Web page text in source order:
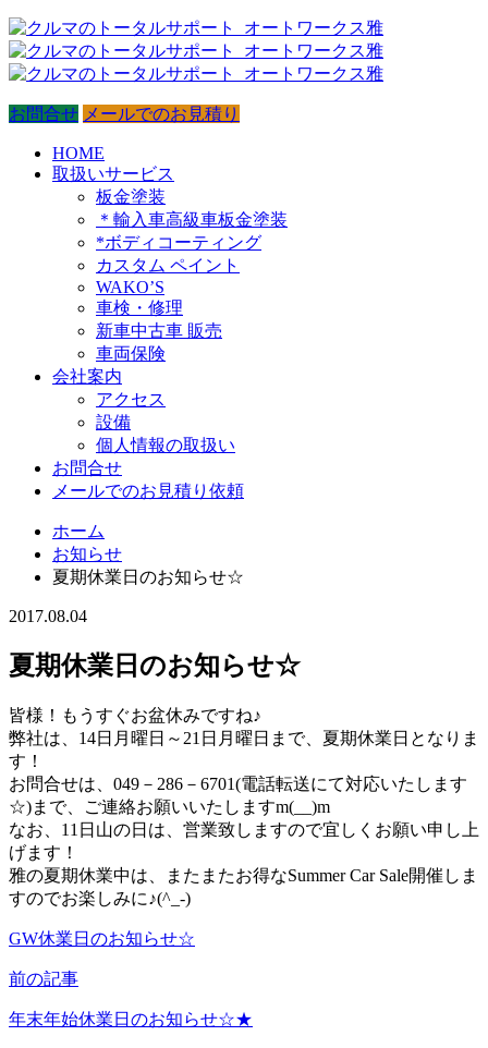
お問合せ メールでのお見積り
HOME
取扱いサービス
板金塗装
＊輸入車高級車板金塗装
*ボディコーティング
カスタム ペイント
WAKO’S
車検・修理
新車中古車 販売
車両保険
会社案内
アクセス
設備
個人情報の取扱い
お問合せ
メールでのお見積り依頼
ホーム
お知らせ
夏期休業日のお知らせ☆
2017.08.04
夏期休業日のお知らせ☆
皆様！もうすぐお盆休みですね♪
弊社は、14日月曜日～21日月曜日まで、夏期休業日となりま
す！
お問合せは、049－286－6701(電話転送にて対応いたします
☆)まで、ご連絡お願いいたしますm(__)m
なお、11日山の日は、営業致しますので宜しくお願い申し上
げます！
雅の夏期休業中は、またまたお得なSummer Car Sale開催しま
すのでお楽しみに♪(^_-)
GW休業日のお知らせ☆
前の記事
年末年始休業日のお知らせ☆★